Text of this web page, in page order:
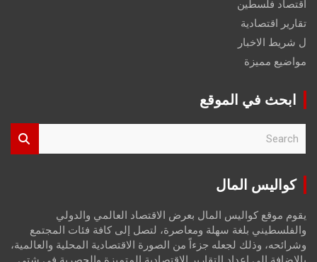
اقتصاد فلسطين
تقارير اقتصادية
ل شريط الاخبار
مواضيع مميزة
ابحث في الموقع
r
كواليس المال
يقوم موقع كواليس المال بعرض الاقتصاد العالمي والدولي
والفلسطيني بلغة سهلة ومعاصرة، لتصل إلى كافة فئات المجتمع
وشرائحه، وذلك لجعله جزءاً من الصورة الاقتصادية المحلية والعالمية،